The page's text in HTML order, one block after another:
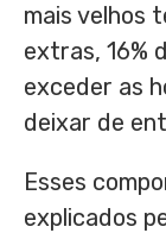
mais velhos
extras, 16%
exceder as
deixar de
Esses
explicados